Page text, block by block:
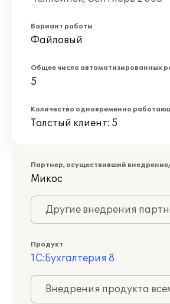
Вариант работы
Файловый
Общее число автоматизированных
5
Количество одновременно
Толстый клиент: 5
Партнер, осуществивший
Микос
Другие внедрения
Продукт
1С:Бухгалтерия 8
Внедрения продукта